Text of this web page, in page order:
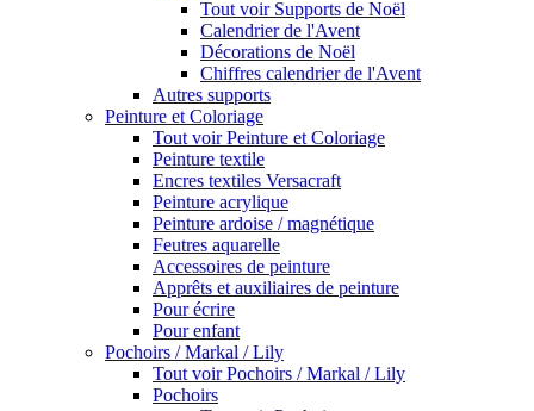
Tout voir Supports de Noël
Calendrier de l'Avent
Décorations de Noël
Chiffres calendrier de l'Avent
Autres supports
Peinture et Coloriage
Tout voir Peinture et Coloriage
Peinture textile
Encres textiles Versacraft
Peinture acrylique
Peinture ardoise / magnétique
Feutres aquarelle
Accessoires de peinture
Apprêts et auxiliaires de peinture
Pour écrire
Pour enfant
Pochoirs / Markal / Lily
Tout voir Pochoirs / Markal / Lily
Pochoirs